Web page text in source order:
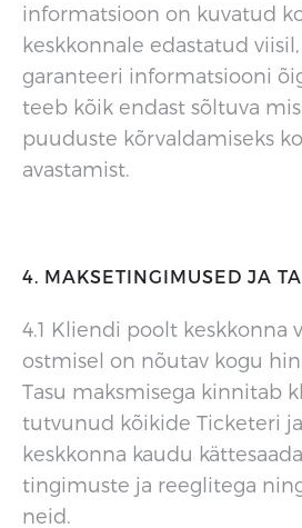
informatsioon on kuvatud
keskkonnale edastatud
garanteeri informatsiooni
teeb kõik endast sõltuva
puuduste kõrvaldamiseks
avastamist.
4. MAKSETINGIMUSED JA
4.1 Kliendi poolt keskkonna
ostmisel on nõutav kogu
Tasu maksmisega kinnitab
tutvunud kõikide Ticketeri
keskkonna kaudu
tingimuste ja reeglitega
neid.